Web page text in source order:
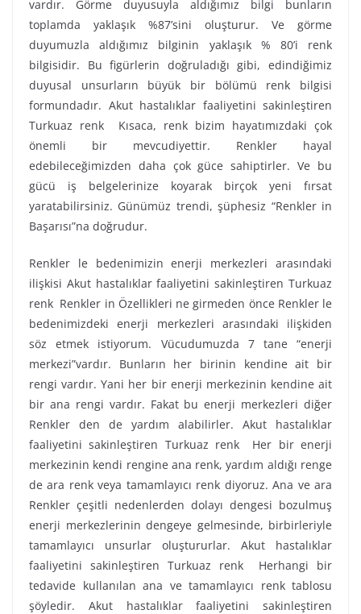
vardır. Görme duyusuyla aldığımız bilgi bunların
toplamda yaklaşık %87’sini oluşturur. Ve görme
duyumuzla aldığımız bilginin yaklaşık % 80’i renk
bilgisidir. Bu figürlerin doğruladığı gibi, edindiğimiz
duyusal unsurların büyük bir bölümü renk bilgisi
formundadır. Akut hastalıklar faaliyetini sakinleştiren
Turkuaz renk Kısaca, renk bizim hayatımızdaki çok
önemli bir mevcudiyettir. Renkler hayal
edebileceğimizden daha çok güce sahiptirler. Ve bu
gücü iş belgelerinize koyarak birçok yeni fırsat
yaratabilirsiniz. Günümüz trendi, şüphesiz “Renkler in
Başarısı”na doğrudur.
Renkler le bedenimizin enerji merkezleri arasındaki
ilişkisi Akut hastalıklar faaliyetini sakinleştiren Turkuaz
renk Renkler in Özellikleri ne girmeden önce Renkler le
bedenimizdeki enerji merkezleri arasındaki ilişkiden
söz etmek istiyorum. Vücudumuzda 7 tane “enerji
merkezi”vardır. Bunların her birinin kendine ait bir
rengi vardır. Yani her bir enerji merkezinin kendine ait
bir ana rengi vardır. Fakat bu enerji merkezleri diğer
Renkler den de yardım alabilirler. Akut hastalıklar
faaliyetini sakinleştiren Turkuaz renk Her bir enerji
merkezinin kendi rengine ana renk, yardım aldığı renge
de ara renk veya tamamlayıcı renk diyoruz. Ana ve ara
Renkler çeşitli nedenlerden dolayı dengesi bozulmuş
enerji merkezlerinin dengeye gelmesinde, birbirleriyle
tamamlayıcı unsurlar oluştururlar. Akut hastalıklar
faaliyetini sakinleştiren Turkuaz renk Herhangi bir
tedavide kullanılan ana ve tamamlayıcı renk tablosu
şöyledir. Akut hastalıklar faaliyetini sakinleştiren